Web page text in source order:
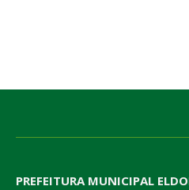
PREFEITURA MUNICIPAL